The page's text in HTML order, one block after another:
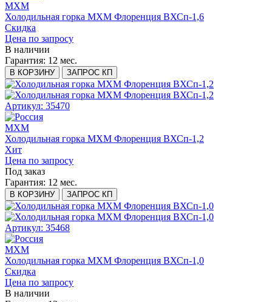
МХМ
Холодильная горка МХМ Флоренция ВХСп-1,6
Скидка
Цена по запросу
В наличии
Гарантия: 12 мес.
В КОРЗИНУ ЗАПРОС КП
Артикул: 35470
МХМ
Холодильная горка МХМ Флоренция ВХСп-1,2
Хит
Цена по запросу
Под заказ
Гарантия: 12 мес.
В КОРЗИНУ ЗАПРОС КП
Артикул: 35468
МХМ
Холодильная горка МХМ Флоренция ВХСп-1,0
Скидка
Цена по запросу
В наличии